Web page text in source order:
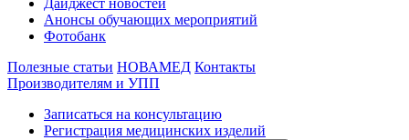
Дайджест новостей
Анонсы обучающих мероприятий
Фотобанк
Полезные статьи НОВАМЕД Контакты
Производителям и УПП
Записаться на консультацию
Регистрация медицинских изделий